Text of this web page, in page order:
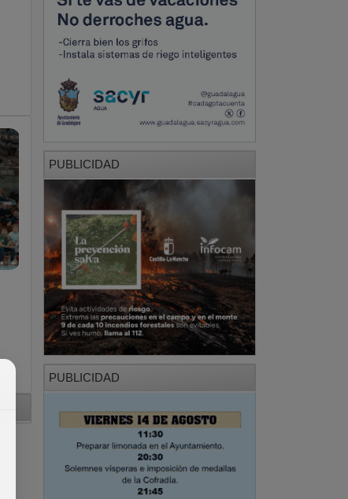
PUBLICIDAD
PUBLICIDAD